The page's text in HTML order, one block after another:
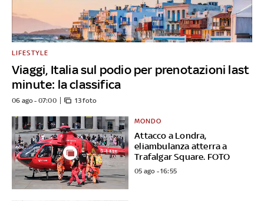
Viaggi, Italia sul podio per prenotazioni last
minute: la classifica
LIFESTYLE
06 ago - 07:00 13 foto
Attacco a Londra,
eliambulanza atterra a
Trafalgar Square. FOTO
MONDO
05 ago - 16:55